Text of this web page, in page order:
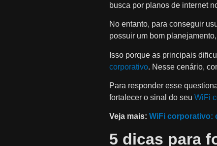
busca por planos de internet
No entanto, para conseguir
possuir um bom
Isso porque as principais
corporativo. Nesse cenário,
Para responder esse
fortalecer o sinal do seu WiFi
Veja mais: WiFi corporativo:
5 dicas para